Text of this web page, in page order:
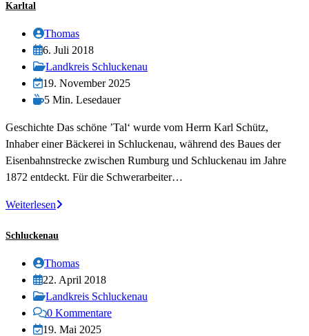
Karltal
Beitrags-
Autor:
Thomas
Beitrag
veröffentlicht:
6. Juli 2018
Beitrags-
Kategorie:
Landkreis Schluckenau
Beitrag
zuletzt
am:
19. November 2025
Lesedauer:
5 Min. Lesedauer
Geschichte Das schöne ’Tal‘ wurde vom Herrn Karl Schütz,
Inhaber einer Bäckerei in Schluckenau, während des Baues der
Eisenbahnstrecke zwischen Rumburg und Schluckenau im Jahre
1872 entdeckt. Für die Schwerarbeiter…
WeiterlesenKarltal
Schluckenau
Beitrags-
Autor:
Thomas
Beitrag
veröffentlicht:
22. April 2018
Beitrags-
Kategorie:
Landkreis Schluckenau
Beitrags-
Kommentare:
0 Kommentare
Beitrag
19. Mai 2025